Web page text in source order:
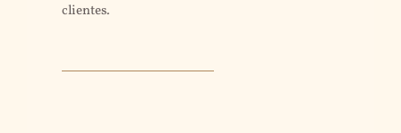
clientes.